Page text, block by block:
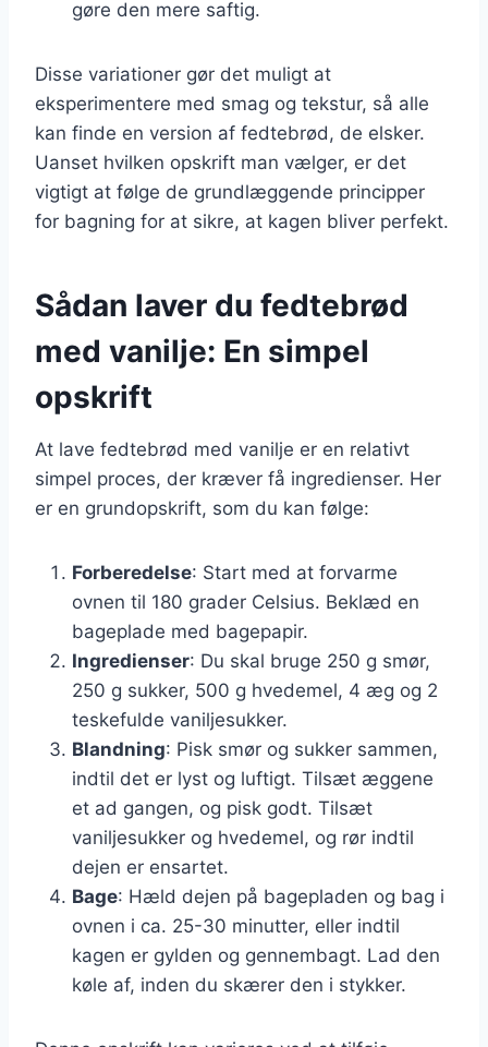
gøre den mere saftig.
Disse variationer gør det muligt at
eksperimentere med smag og tekstur, så alle
kan finde en version af fedtebrød, de elsker.
Uanset hvilken opskrift man vælger, er det
vigtigt at følge de grundlæggende principper
for bagning for at sikre, at kagen bliver perfekt.
Sådan laver du fedtebrød
med vanilje: En simpel
opskrift
At lave fedtebrød med vanilje er en relativt
simpel proces, der kræver få ingredienser. Her
er en grundopskrift, som du kan følge:
Forberedelse: Start med at forvarme
ovnen til 180 grader Celsius. Beklæd en
bageplade med bagepapir.
Ingredienser: Du skal bruge 250 g smør,
250 g sukker, 500 g hvedemel, 4 æg og 2
teskefulde vaniljesukker.
Blandning: Pisk smør og sukker sammen,
indtil det er lyst og luftigt. Tilsæt æggene
et ad gangen, og pisk godt. Tilsæt
vaniljesukker og hvedemel, og rør indtil
dejen er ensartet.
Bage: Hæld dejen på bagepladen og bag i
ovnen i ca. 25-30 minutter, eller indtil
kagen er gylden og gennembagt. Lad den
køle af, inden du skærer den i stykker.